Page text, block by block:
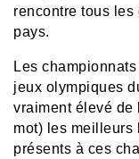
rencontre tous
pays.
Les
jeux olympiques
vraiment élevé de
mot) les meilleurs
présents à ces